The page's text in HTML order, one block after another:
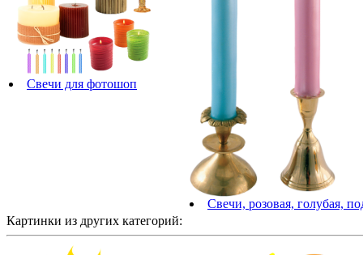
Свечи для фотошоп
Свечи, розовая, голубая,
Картинки из других категорий: